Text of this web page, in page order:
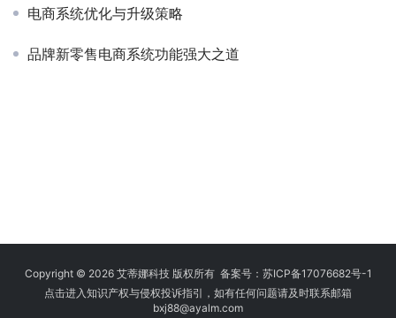
电商系统优化与升级策略
品牌新零售电商系统功能强大之道
Copyright © 2026 艾蒂娜科技 版权所有 备案号： 苏ICP备17076682号-1
点击进入知识产权与侵权投诉指引，如有任何问题请及时联系邮箱
bxj88@ayalm.com